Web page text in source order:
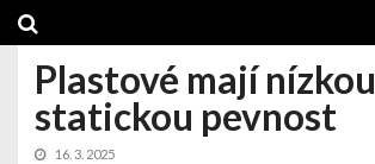
navigation
content
Plastové mají nízkou
statickou pevnost
16. 3. 2025